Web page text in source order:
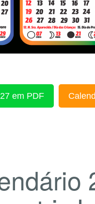
em PDF